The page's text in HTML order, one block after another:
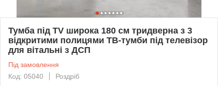
Тумба під TV широка 180 см тридверна з 3
відкритими полицями ТВ-тумби під телевізор
для вітальні з ДСП
Під замовлення
Код: 05040
Роздріб